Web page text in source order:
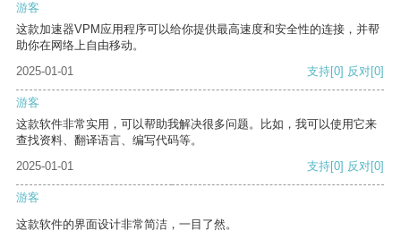
游客
这款加速器VPM应用程序可以给你提供最高速度和安全性的连接，并帮
助你在网络上自由移动。
2025-01-01
支持[0] 反对[0]
游客
这款软件非常实用，可以帮助我解决很多问题。比如，我可以使用它来
查找资料、翻译语言、编写代码等。
2025-01-01
支持[0] 反对[0]
游客
这款软件的界面设计非常简洁，一目了然。